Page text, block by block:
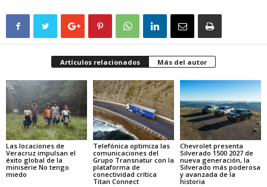
Artículos relacionados Más del autor
Las locaciones de
Veracruz impulsan el
éxito global de la
miniserie No tengo
miedo
Telefónica optimiza las
comunicaciones del
Grupo Transnatur con la
plataforma de
conectividad crítica
Titan Connect
Chevrolet presenta
Silverado 1500 2027 de
nueva generación, la
Silverado más poderosa
y avanzada de la
historia